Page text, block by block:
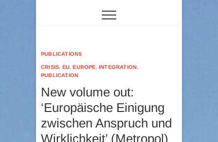
PUBLICATIONS
CRISIS, EU,EUROPE,INTEGRATION,
PUBLICATION
New volume out:
‘Europäische Einigung
zwischen Anspruch und
Wirklichkeit’ (Metropol)